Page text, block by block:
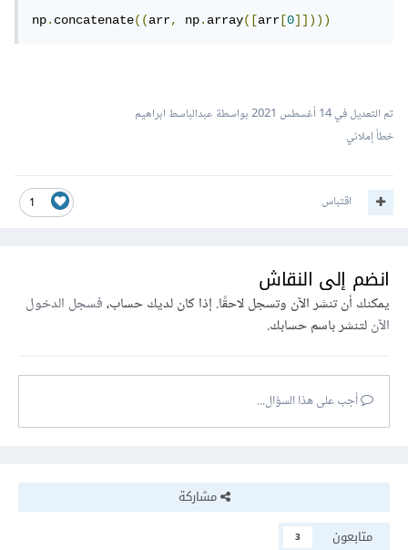
np.concatenate((arr, np.array([arr [0]])))
تم التعديل في14 أغسطس 2021
بواسطة عبدالباسط ابراهيم
خطأ إملائي
1 اقتباس
انضم إلى النقاش
يمكنك أن تنشر الآن وتسجل لاحقًا. إذا كان لديك حساب،فسجل الدخول
الآنلتنشر باسم حسابك.
أجب على هذا السؤال...
مشاركة
متابعون
3